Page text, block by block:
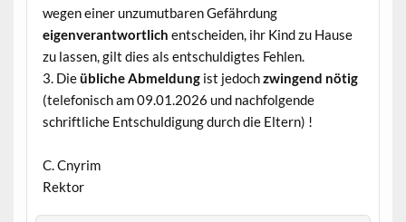
wegen einer unzumutbaren Gefährdung
eigenverantwortlich entscheiden, ihr Kind zu Hause
zu lassen, gilt dies als entschuldigtes Fehlen.
3. Dieübliche Abmeldungist jedochzwingend nötig
(telefonisch am 09.01.2026 und nachfolgende
schriftliche Entschuldigung durch die Eltern) !
C. Cnyrim
Rektor